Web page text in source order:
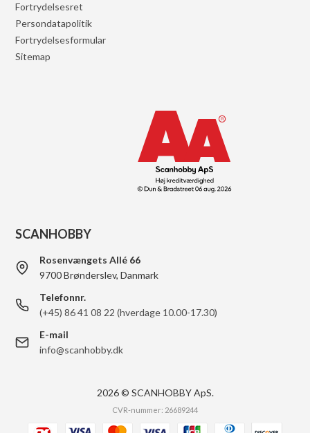
Fortrydelsesret
Persondatapolitik
Fortrydelsesformular
Sitemap
SCANHOBBY
Rosenvængets Allé 66
9700 Brønderslev, Danmark
Telefonnr.
(+45) 86 41 08 22 (hverdage 10.00-17.30)
E-mail
info@scanhobby.dk
2026 © SCANHOBBY ApS.
CVR-nummer: 26689244